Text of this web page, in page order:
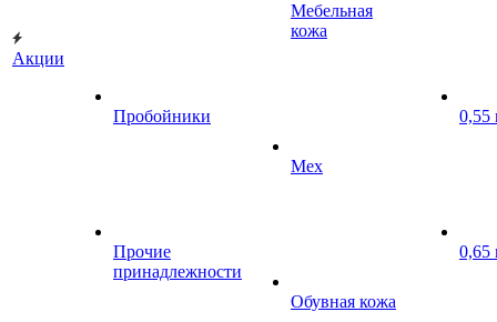
Акции
Пробойники
Прочие
принадлежности
Мебельная
кожа
Мех
Обувная кожа
0,55
0,65